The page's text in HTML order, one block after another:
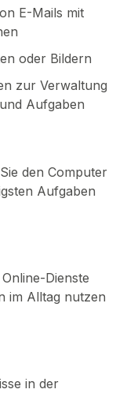
E-Mails mit
oder Bildern
zur Verwaltung
Aufgaben
den Computer
Aufgaben
Dienste
im Alltag nutzen
in der